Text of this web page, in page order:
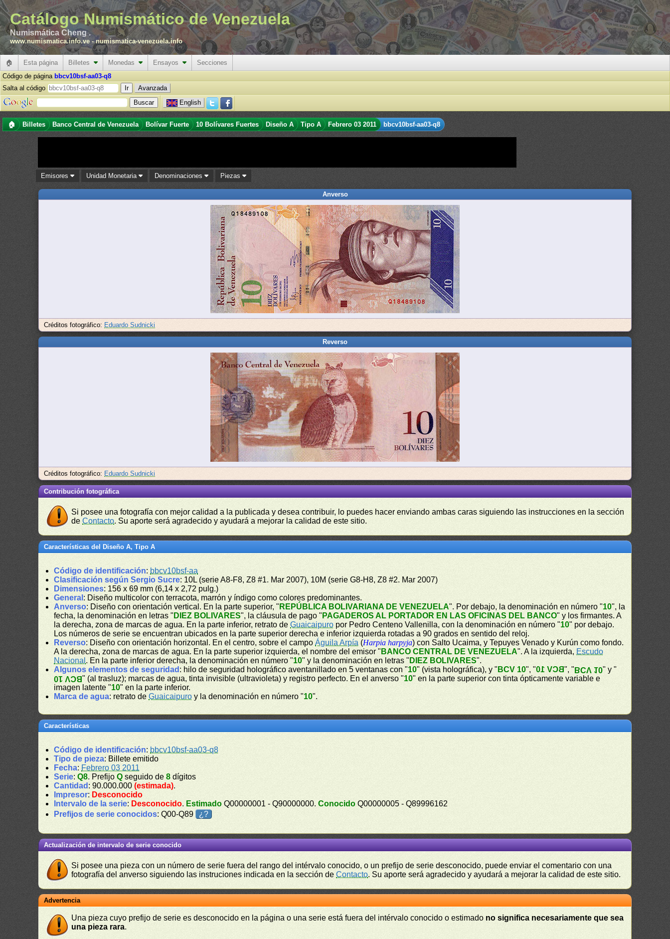
Catálogo Numismático de Venezuela
Numismática Cheng .
www.numismatica.info.ve -numismatica-venezuela.info
🏠 Esta página Billetes Monedas Ensayos
Secciones
Código de página bbcv10bsf-aa03-q8
Salta al código
Avanzada
English
🏠 Billetes Banco Central de Venezuela Bolívar Fuerte 10 Bolívares Fuertes Diseño A Tipo A Febrero 03 2011 bbcv10bsf-aa03-q8
Emisores Unidad Monetaria Denominaciones Piezas
Anverso
Créditos fotográfico: Eduardo Sudnicki
Reverso
Créditos fotográfico: Eduardo Sudnicki
Contribución fotográfica
Si posee una fotografía con mejor calidad a la publicada y desea contribuir, lo puedes hacer enviando ambas caras siguiendo las instrucciones en la sección
deContacto. Su aporte será agradecido y ayudará a mejorar la calidad de este sitio.
Características del Diseño A, Tipo A
Código de identificación: bbcv10bsf-aa
Clasificación según Sergio Sucre: 10L (serie A8-F8, Z8 #1. Mar 2007), 10M (serie G8-H8, Z8 #2. Mar 2007)
Dimensiones: 156 x 69 mm (6,14 x 2,72 pulg.)
General : Diseño multicolor con terracota, marrón y índigo como colores predominantes.
Anverso: Diseño con orientación vertical. En la parte superior, " REPÚBLICA BOLIVARIANA DE VENEZUELA". Por debajo, la denominación en número "10", la
fecha, la denominación en letras " DIEZ BOLIVARES", la cláusula de pago " PAGADEROS AL PORTADOR EN LAS OFICINAS DEL BANCO" y los firmantes. A
la derecha, zona de marcas de agua. En la parte inferior, retrato deGuaicaipuro por Pedro Centeno Vallenilla, con la denominación en número "10" por debajo.
Los números de serie se encuentran ubicados en la parte superior derecha e inferior izquierda rotadas a 90 grados en sentido del reloj.
Reverso: Diseño con orientación horizontal. En el centro, sobre el campoÁguila Arpía (Harpia harpyja) con Salto Ucaima, y Tepuyes Venado y Kurún como fondo.
A la derecha, zona de marcas de agua. En la parte superior izquierda, el nombre del emisor " BANCO CENTRAL DE VENEZUELA". A la izquierda, Escudo
Nacional . En la parte inferior derecha, la denominación en número "10" y la denominación en letras " DIEZ BOLIVARES".
Algunos elementos de seguridad : hilo de seguridad holográfico aventanillado en 5 ventanas con "10" (vista holográfica), y " BCV 10", "BCV 10", "BCV 10" y "
BCV 10" (al trasluz); marcas de agua, tinta invisible (ultravioleta) y registro perfecto. En el anverso "10" en la parte superior con tinta ópticamente variable e
imagen latente "10" en la parte inferior.
Marca de agua: retrato deGuaicaipuro y la denominación en número "10".
Características
Código de identificación: bbcv10bsf-aa03-q8
Tipo de pieza: Billete emitido
Fecha: Febrero 03 2011
Serie:Q8. PrefijoQ seguido de8 dígitos
Cantidad : 90.000.000(estimada).
Impresor: Desconocido
Intervalo de la serie: Desconocido. Estimado Q00000001 - Q90000000.Conocido Q00000005 - Q89996162
Prefijos de serie conocidos: Q00-Q89 ¿?
Actualización de intervalo de serie conocido
Si posee una pieza con un número de serie fuera del rango del intérvalo conocido, o un prefijo de serie desconocido, puede enviar el comentario con una
fotografía del anverso siguiendo las instruciones indicada en la sección deContacto. Su aporte será agradecido y ayudará a mejorar la calidad de este sitio.
Advertencia
Una pieza cuyo prefijo de serie es desconocido en la página o una serie está fuera del intérvalo conocido o estimado no significa necesariamente que sea
una pieza rara.